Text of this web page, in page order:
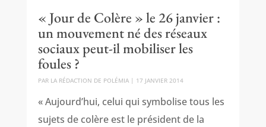
« Jour de Colère » le 26 janvier :
un mouvement né des réseaux
sociaux peut-il mobiliser les
foules ?
PAR LA RÉDACTION DE POLÉMIA| 17 JANVIER 2014
« Aujourd’hui, celui qui symbolise tous les
sujets de colère est le président de la